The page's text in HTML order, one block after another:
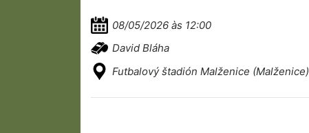
08/05/2026 às 12:00
David Bláha
Futbalový štadión Malženice (Malženice)